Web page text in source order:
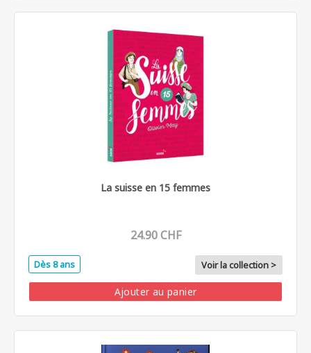
La suisse en 15 femmes
24.90 CHF
Dès 8 ans Voir la collection >
Ajouter au panier